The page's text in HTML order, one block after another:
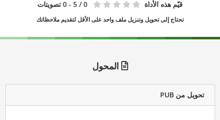
قيّم هذه الأداة 0 / 5 - 0 تصويتات
تحتاج إلى تحويل وتنزيل ملف واحد على الأقل لتقديم ملاحظاتك
المحول
تحويل من PUB